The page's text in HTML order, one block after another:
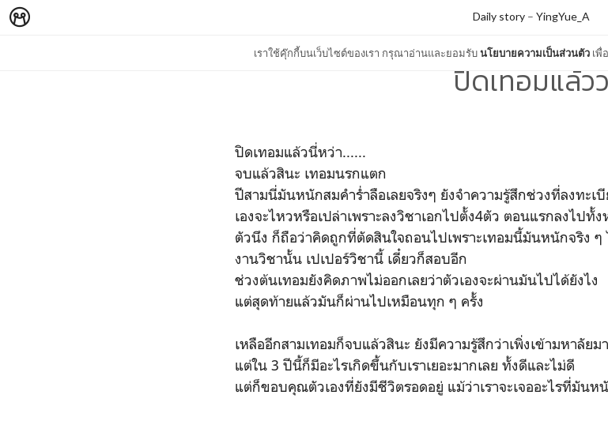
เราใช้คุ๊กกี้บนเว็บไซต์ของเรา กรุณาอ่านและยอมรับนโยบายความเป็นส่วนตัว เพื่
Daily story – YingYue_A
ปิดเทอมแล้วว
ปิดเทอมแล้วนี่หว่า......
จบแล้วสินะ เทอมนรกแตก
ปีสามนี่มันหนักสมคำร่ำลือเลยจริงๆ ยังจำความรู้สึกช่วงที่ลงทะเ
เองจะไหวหรือเปล่าเพราะลงวิชาเอกไปตั้ง4ตัว ตอนแรกลงไป
ตัวนึง ก็ถือว่าคิดถูกที่ตัดสินใจถอนไปเพราะเทอมนี้มันหนักจริง ๆ
งานวิชานั้น เปเปอร์วิชานี้ เดี๋ยวก็สอบอีก
ช่วงต้นเทอมยังคิดภาพไม่ออกเลยว่าตัวเองจะผ่านมันไปได้ยังไง
แต่สุดท้ายแล้วมันก็ผ่านไปเหมือนทุก ๆ ครั้ง
เหลืออีกสามเทอมก็จบแล้วสินะ ยังมีความรู้สึกว่าเพิ่งเข้ามหาลัยม
แต่ใน 3 ปีนี้ก็มีอะไรเกิดขึ้นกับเราเยอะมากเลย ทั้งดีและไม่ดี
แต่ก็ขอบคุณตัวเองที่ยังมีชีวิตรอดอยู่ แม้ว่าเราจะเจออะไรที่มันห